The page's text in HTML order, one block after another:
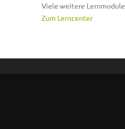
Viele weitere Lernmodule
Zum Lerncenter